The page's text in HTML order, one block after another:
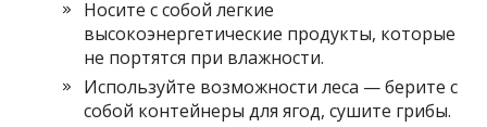
Носите с собой легкие
высокоэнергетические продукты, которые
не портятся при влажности.
Используйте возможности леса — берите с
собой контейнеры для ягод, сушите грибы.